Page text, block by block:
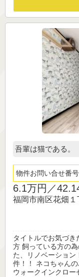
吾輩は猫である。
物件お問い合せ番号
6.1万円／
福岡市南区花畑１
タイトルでお気づ
方 飼っている方の
た、リノベーション
件！！ ネコちゃん
ウォークインクロー